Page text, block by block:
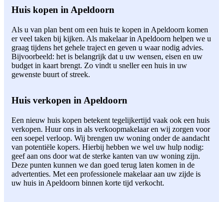
Huis kopen in Apeldoorn
Als u van plan bent om een huis te kopen in Apeldoorn komen
er veel taken bij kijken. Als makelaar in Apeldoorn helpen we u
graag tijdens het gehele traject en geven u waar nodig advies.
Bijvoorbeeld: het is belangrijk dat u uw wensen, eisen en uw
budget in kaart brengt. Zo vindt u sneller een huis in uw
gewenste buurt of streek.
Huis verkopen in Apeldoorn
Een nieuw huis kopen betekent tegelijkertijd vaak ook een huis
verkopen. Huur ons in als verkoopmakelaar en wij zorgen voor
een soepel verloop. Wij brengen uw woning onder de aandacht
van potentiële kopers. Hierbij hebben we wel uw hulp nodig:
geef aan ons door wat de sterke kanten van uw woning zijn.
Deze punten kunnen we dan goed terug laten komen in de
advertenties. Met een professionele makelaar aan uw zijde is
uw huis in Apeldoorn binnen korte tijd verkocht.